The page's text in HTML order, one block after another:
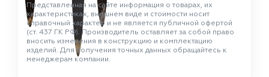
Представленная на сайте информация о товарах, их
характеристиках, внешнем виде и стоимости носит
справочный характер и не является публичной офертой
(ст. 437 ГК РФ). Производитель оставляет за собой право
вносить изменения в конструкцию и комплектацию
изделий. Для получения точных данных обращайтесь к
менеджерам компании.